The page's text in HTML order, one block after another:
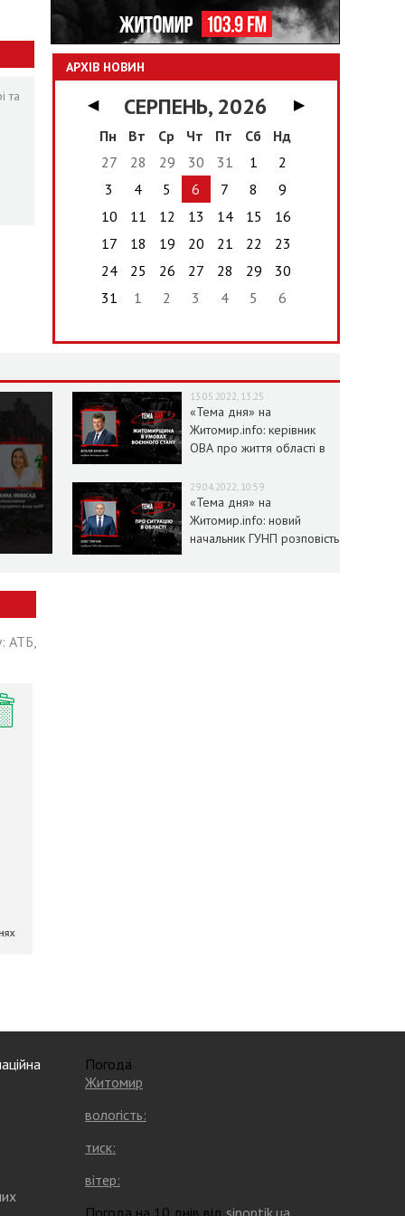
та
АРХІВ НОВИН
◀ СЕРПЕНЬ, 2026
▶
Пн
Вт Ср Чт Пт Сб
Нд
27
28 29 30 31 1
2
3
4 5 6 7 8
9
10
11 12 13 14 15
16
17
18 19 20 21 22
23
24
25 26 27 28 29
30
31
1 2 3 4 5 6
13.05.2022, 13:25
«Тема дня» на
Житомир.info: керівник
ОВА про життя області в
29.04.2022, 10:59
«Тема дня» на
Житомир.info: новий
начальник ГУНП розповість
АТБ,
Погода
Житомир
вологість:
тиск:
вітер:
Погода на 10 днів від sinoptik.ua